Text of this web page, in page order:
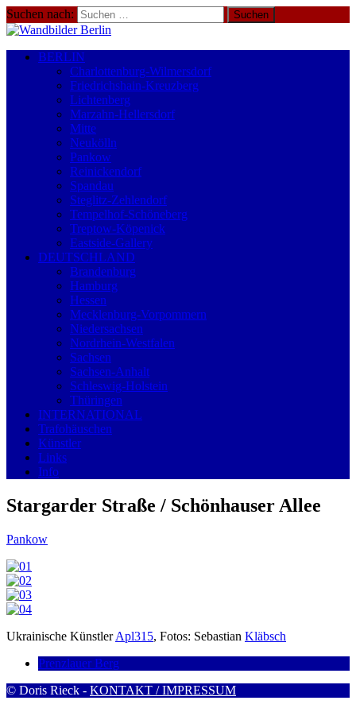
Suchen nach:
BERLIN
Charlottenburg-Wilmersdorf
Friedrichshain-Kreuzberg
Lichtenberg
Marzahn-Hellersdorf
Mitte
Neukölln
Pankow
Reinickendorf
Spandau
Steglitz-Zehlendorf
Tempelhof-Schöneberg
Treptow-Köpenick
Eastside-Gallery
DEUTSCHLAND
Brandenburg
Hamburg
Hessen
Mecklenburg-Vorpommern
Niedersachsen
Nordrhein-Westfalen
Sachsen
Sachsen-Anhalt
Schleswig-Holstein
Thüringen
INTERNATIONAL
Trafohäuschen
Künstler
Links
Info
Stargarder Straße / Schönhauser Allee
Pankow
Ukrainische KünstlerApl315, Fotos: Sebastian Kläbsch
Prenzlauer Berg
© Doris Rieck - KONTAKT / IMPRESSUM